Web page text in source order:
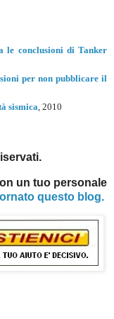
le conclusioni di Tanker
per non pubblicare il
sismica, 2010
un tuo personale
questo blog.